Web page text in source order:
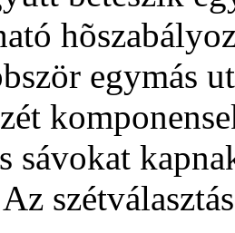
egymás
sávokat